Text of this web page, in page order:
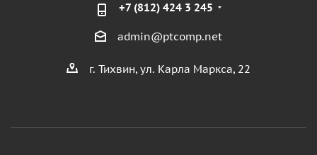
+7 (812) 424 3 245
admin@ptcomp.net
г. Тихвин, ул. Карла Маркса, 22